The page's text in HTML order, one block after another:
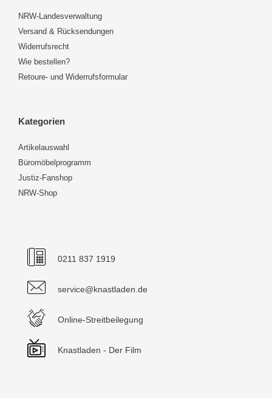
NRW-Landesverwaltung
Versand & Rücksendungen
Widerrufsrecht
Wie bestellen?
Retoure- und Widerrufsformular
Kategorien
Artikelauswahl
Büromöbelprogramm
Justiz-Fanshop
NRW-Shop
0211 837 1919
service@knastladen.de
Online-Streitbeilegung
Knastladen - Der Film